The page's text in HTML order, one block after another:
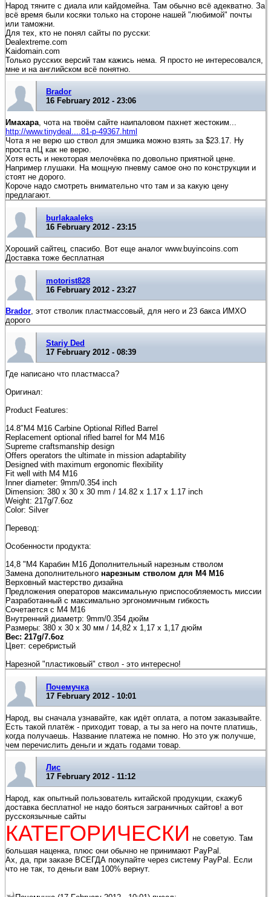
Народ тяните с диала или кайдомейна. Там обычно всё адекватно. За
всё время были косяки только на стороне нашей "любимой" почты
или таможни.
Для тех, кто не понял сайты по русски:
Dealextreme.com
Kaidomain.com
Только русских версий там кажись нема. Я просто не интересовался,
мне и на английском всё понятно.
Brador
16 February 2012 - 23:06
Имахара, чота на твоём сайте наипаловом пахнет жестоким...
http://www.tinydeal....81-p-49367.html
Чота я не верю шо ствол для эмшика можно взять за $23.17. Ну
проста пЦ как не верю.
Хотя есть и некоторая мелочёвка по довольно приятной цене.
Например глушаки. На мощную пневму самое оно по конструкции и
стоят не дорого.
Короче надо смотреть внимательно что там и за какую цену
предлагают.
burlakaaleks
16 February 2012 - 23:15
Хороший сайтец, спасибо. Вот еще аналог www.buyincoins.com
Доставка тоже бесплатная
motorist828
16 February 2012 - 23:27
Brador, этот стволик пластмассовый, для него и 23 бакса ИМХО
дорого
Stariy Ded
17 February 2012 - 08:39
Где написано что пластмасса?
Оригинал:
Product Features:
14.8″M4 M16 Carbine Optional Rifled Barrel
Replacement optional rifled barrel for M4 M16
Supreme craftsmanship design
Offers operators the ultimate in mission adaptability
Designed with maximum ergonomic flexibility
Fit well with M4 M16
Inner diameter: 9mm/0.354 inch
Dimension: 380 x 30 x 30 mm / 14.82 x 1.17 x 1.17 inch
Weight: 217g/7.6oz
Color: Silver
Перевод:
Особенности продукта:
14,8 "M4 Карабин M16 Дополнительный нарезным стволом
Замена дополнительного нарезным стволом для M4 M16
Верховный мастерство дизайна
Предложения операторов максимальную приспособляемость миссии
Разработанный с максимально эргономичным гибкость
Сочетается с M4 M16
Внутренний диаметр: 9mm/0.354 дюйм
Размеры: 380 х 30 х 30 мм / 14,82 х 1,17 х 1,17 дюйм
Вес: 217g/7.6oz
Цвет: серебристый
Нарезной "пластиковый" ствол - это интересно!
Почемучка
17 February 2012 - 10:01
Народ, вы сначала узнавайте, как идёт оплата, а потом заказывайте.
Есть такой платёж - приходит товар, а ты за него на почте платишь,
когда получаешь. Название платежа не помню. Но это уж получше,
чем перечислить деньги и ждать годами товар.
Лис
17 February 2012 - 11:12
Народ, как опытный пользователь китайской продукции, скажу6
доставка бесплатно! не надо бояться заграничных сайтов! а вот
русскоязычные сайты
КАТЕГОРИЧЕСКИ не советую. Там
большая наценка, плюс они обычно не принимают PayPal.
Ах, да, при заказе ВСЕГДА покупайте через систему PayPal. Если
что не так, то деньги вам 100% вернут.